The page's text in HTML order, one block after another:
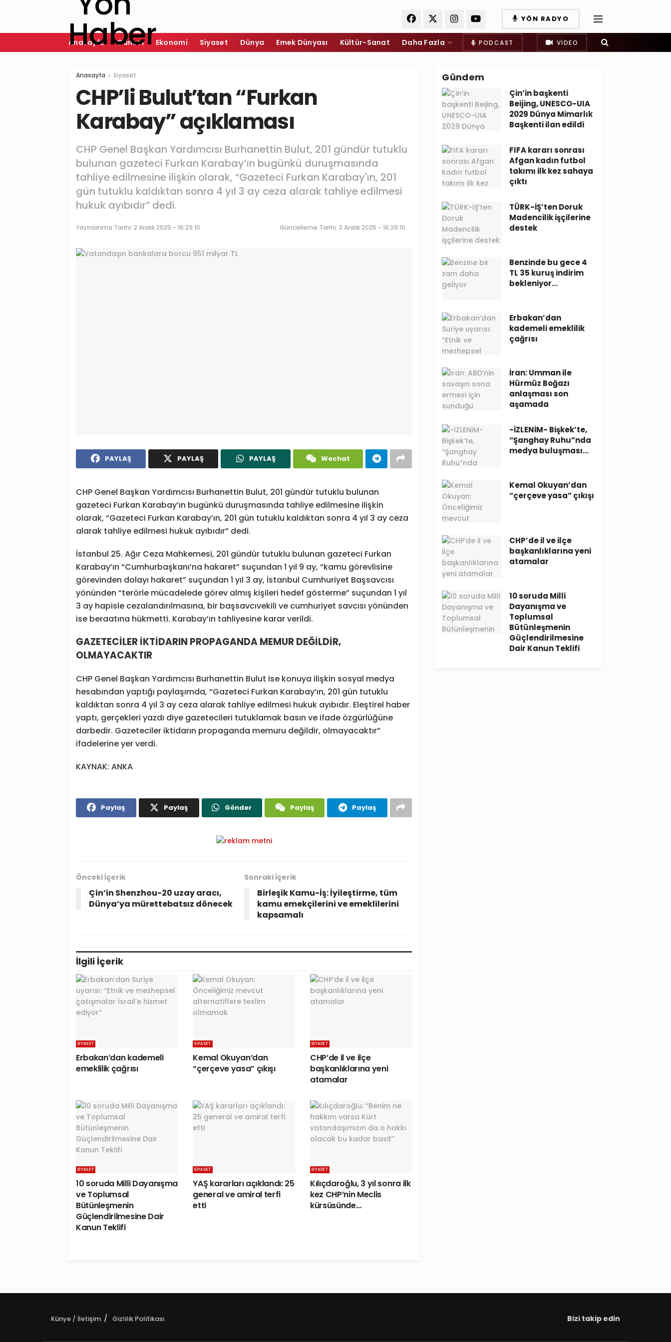
YÖN RADYO
Anasayfa Güncel Ekonomi Siyaset Dünya Emek Dünyası Kültür-Sanat Daha Fazla PODCAST VIDEO
Anasayfa Siyaset
CHP’li Bulut’tan “Furkan
Karabay” açıklaması
CHP Genel Başkan Yardımcısı Burhanettin Bulut, 201 gündür tutuklu
bulunan gazeteci Furkan Karabay’ın bugünkü duruşmasında
tahliye edilmesine ilişkin olarak, “Gazeteci Furkan Karabay'ın, 201
gün tutuklu kaldıktan sonra 4 yıl 3 ay ceza alarak tahliye edilmesi
hukuk ayıbıdır” dedi.
Yayınlanma Tarihi: 2 Aralık 2025 - 16:29:10 Güncelleme Tarihi: 2 Aralık 2025 - 16:29:10
PAYLAŞ PAYLAŞ PAYLAŞ Wechat
CHP Genel Başkan Yardımcısı Burhanettin Bulut, 201 gündür tutuklu bulunan
gazeteci Furkan Karabay’ın bugünkü duruşmasında tahliye edilmesine ilişkin
olarak, “Gazeteci Furkan Karabay’ın, 201 gün tutuklu kaldıktan sonra 4 yıl 3 ay ceza
alarak tahliye edilmesi hukuk ayıbıdır” dedi.
İstanbul 25. Ağır Ceza Mahkemesi, 201 gündür tutuklu bulunan gazeteci Furkan
Karabay’ın “Cumhurbaşkanı’na hakaret” suçundan 1 yıl 9 ay, “kamu görevlisine
görevinden dolayı hakaret” suçundan 1 yıl 3 ay, İstanbul Cumhuriyet Başsavcısı
yönünden “terörle mücadelede görev almış kişileri hedef gösterme” suçundan 1 yıl
3 ay hapisle cezalandırılmasına, bir başsavcıvekili ve cumhuriyet savcısı yönünden
ise beraatına hükmetti. Karabay’ın tahliyesine karar verildi.
GAZETECİLER İKTİDARIN PROPAGANDA MEMUR DEĞİLDİR,
OLMAYACAKTIR
CHP Genel Başkan Yardımcısı Burhanettin Bulut ise konuya ilişkin sosyal medya
hesabından yaptığı paylaşımda, “Gazeteci Furkan Karabay’ın, 201 gün tutuklu
kaldıktan sonra 4 yıl 3 ay ceza alarak tahliye edilmesi hukuk ayıbıdır. Eleştirel haber
yaptı, gerçekleri yazdı diye gazetecileri tutuklamak basın ve ifade özgürlüğüne
darbedir. Gazeteciler iktidarın propaganda memuru değildir, olmayacaktır”
ifadelerine yer verdi.
KAYNAK: ANKA
Paylaş Paylaş Gönder Paylaş Paylaş
Önceki İçerik
Çin’in Shenzhou-20 uzay aracı,
Dünya’ya mürettebatsız dönecek
Sonraki İçerik
Birleşik Kamu-İş: İyileştirme, tüm
kamu emekçilerini ve emeklilerini
kapsamalı
İlgili İçerik
SIYASET
Erbakan’dan kademeli
emeklilik çağrısı
SIYASET
Kemal Okuyan’dan
“çerçeve yasa” çıkışı
SIYASET
CHP’de il ve ilçe
başkanlıklarına yeni
atamalar
SIYASET
10 soruda Milli Dayanışma
ve Toplumsal
Bütünleşmenin
Güçlendirilmesine Dair
Kanun Teklifi
SIYASET
YAŞ kararları açıklandı: 25
general ve amiral terfi
etti
SIYASET
Kılıçdaroğlu, 3 yıl sonra ilk
kez CHP’nin Meclis
kürsüsünde…
Gündem
Çin’in başkenti
Beijing, UNESCO-UIA
2029 Dünya Mimarlık
Başkenti ilan edildi
FIFA kararı sonrası
Afgan kadın futbol
takımı ilk kez sahaya
çıktı
TÜRK-İŞ’ten Doruk
Madencilik işçilerine
destek
Benzinde bu gece 4
TL 35 kuruş indirim
bekleniyor…
Erbakan’dan
kademeli emeklilik
çağrısı
İran: Umman ile
Hürmüz Boğazı
anlaşması son
aşamada
-İZLENİM- Bişkek’te,
“Şanghay Ruhu”nda
medya buluşması…
Kemal Okuyan’dan
“çerçeve yasa” çıkışı
CHP’de il ve ilçe
başkanlıklarına yeni
atamalar
10 soruda Milli
Dayanışma ve
Toplumsal
Bütünleşmenin
Güçlendirilmesine
Dair Kanun Teklifi
Künye / İletişim Gizlilik Politikası Bizi takip edin